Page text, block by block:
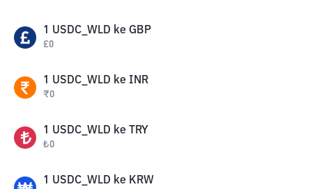
1 USDC_WLD ke GBP
£0
1 USDC_WLD ke INR
₹0
1 USDC_WLD ke TRY
₺0
1 USDC_WLD ke KRW